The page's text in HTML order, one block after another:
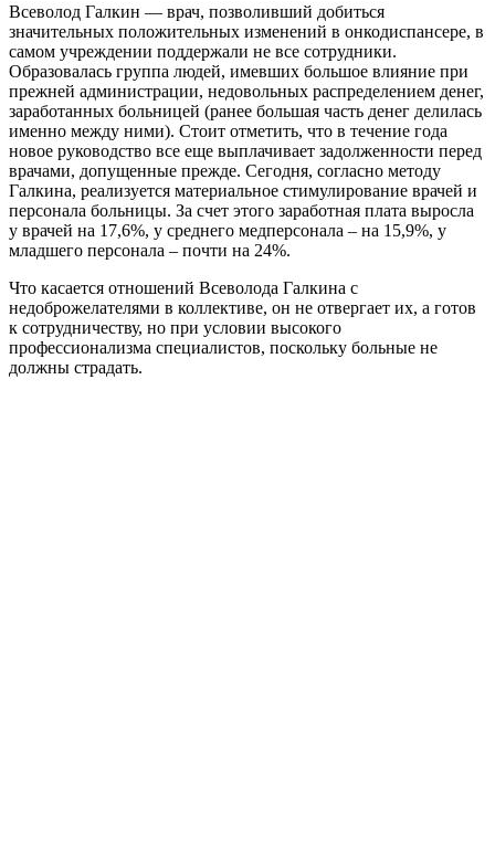
Всеволод Галкин — врач, позволивший добиться
значительных положительных изменений в онкодиспансере, в
самом учреждении поддержали не все сотрудники.
Образовалась группа людей, имевших большое влияние при
прежней администрации, недовольных распределением денег,
заработанных больницей (ранее большая часть денег делилась
именно между ними). Стоит отметить, что в течение года
новое руководство все еще выплачивает задолженности перед
врачами, допущенные прежде. Сегодня, согласно методу
Галкина, реализуется материальное стимулирование врачей и
персонала больницы. За счет этого заработная плата выросла
у врачей на 17,6%, у среднего медперсонала – на 15,9%, у
младшего персонала – почти на 24%.
Что касается отношений Всеволода Галкина с
недоброжелателями в коллективе, он не отвергает их, а готов
к сотрудничеству, но при условии высокого
профессионализма специалистов, поскольку больные не
должны страдать.